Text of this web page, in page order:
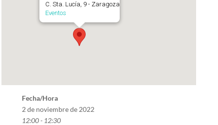
C. Sta. Lucía, 9 - Zaragoza
Eventos
Fecha/Hora
2 de noviembre de 2022
12:00 - 12:30